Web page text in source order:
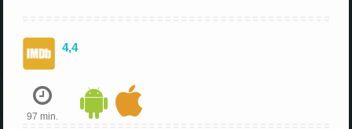
4,4
97 min.